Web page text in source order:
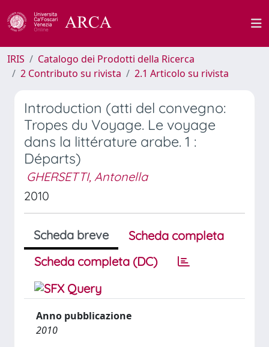
IRIS
Catalogo dei Prodotti della Ricerca
2 Contributo su rivista
2.1 Articolo su rivista
Introduction (atti del convegno:
Tropes du Voyage. Le voyage
dans la littérature arabe. 1 :
Départs)
GHERSETTI, Antonella
2010
Scheda breve
Scheda completa
Scheda completa (DC)
Anno pubblicazione
2010